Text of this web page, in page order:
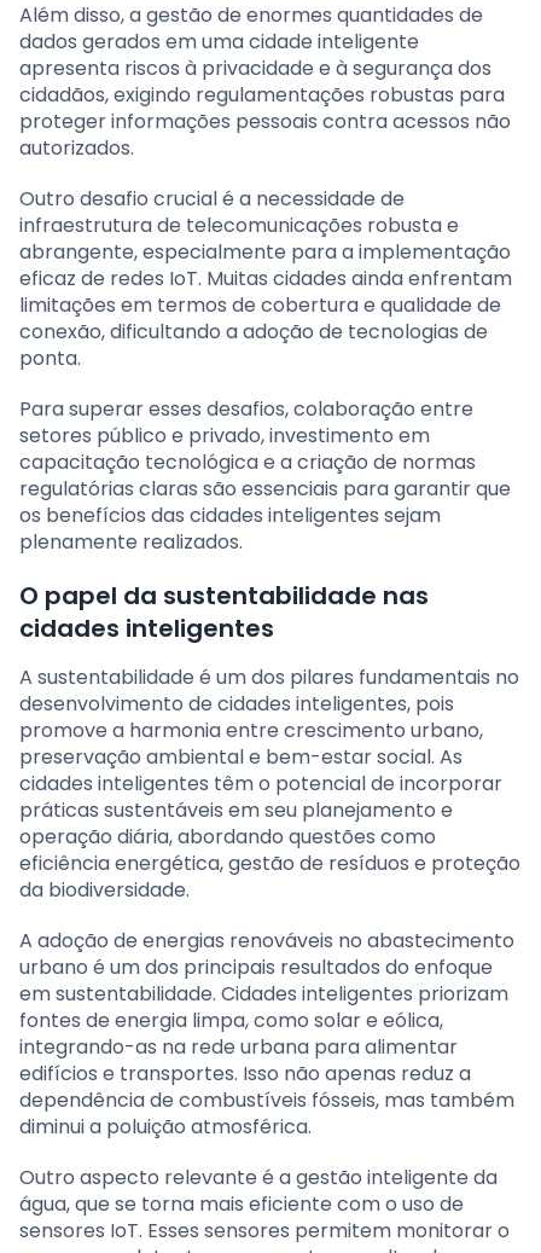
Além disso, a gestão de enormes quantidades de
dados gerados em uma cidade inteligente
apresenta riscos à privacidade e à segurança dos
cidadãos, exigindo regulamentações robustas para
proteger informações pessoais contra acessos não
autorizados.
Outro desafio crucial é a necessidade de
infraestrutura de telecomunicações robusta e
abrangente, especialmente para a implementação
eficaz de redes IoT. Muitas cidades ainda enfrentam
limitações em termos de cobertura e qualidade de
conexão, dificultando a adoção de tecnologias de
ponta.
Para superar esses desafios, colaboração entre
setores público e privado, investimento em
capacitação tecnológica e a criação de normas
regulatórias claras são essenciais para garantir que
os benefícios das cidades inteligentes sejam
plenamente realizados.
O papel da sustentabilidade nas
cidades inteligentes
A sustentabilidade é um dos pilares fundamentais no
desenvolvimento de cidades inteligentes, pois
promove a harmonia entre crescimento urbano,
preservação ambiental e bem-estar social. As
cidades inteligentes têm o potencial de incorporar
práticas sustentáveis em seu planejamento e
operação diária, abordando questões como
eficiência energética, gestão de resíduos e proteção
da biodiversidade.
A adoção de energias renováveis no abastecimento
urbano é um dos principais resultados do enfoque
em sustentabilidade. Cidades inteligentes priorizam
fontes de energia limpa, como solar e eólica,
integrando-as na rede urbana para alimentar
edifícios e transportes. Isso não apenas reduz a
dependência de combustíveis fósseis, mas também
diminui a poluição atmosférica.
Outro aspecto relevante é a gestão inteligente da
água, que se torna mais eficiente com o uso de
sensores IoT. Esses sensores permitem monitorar o